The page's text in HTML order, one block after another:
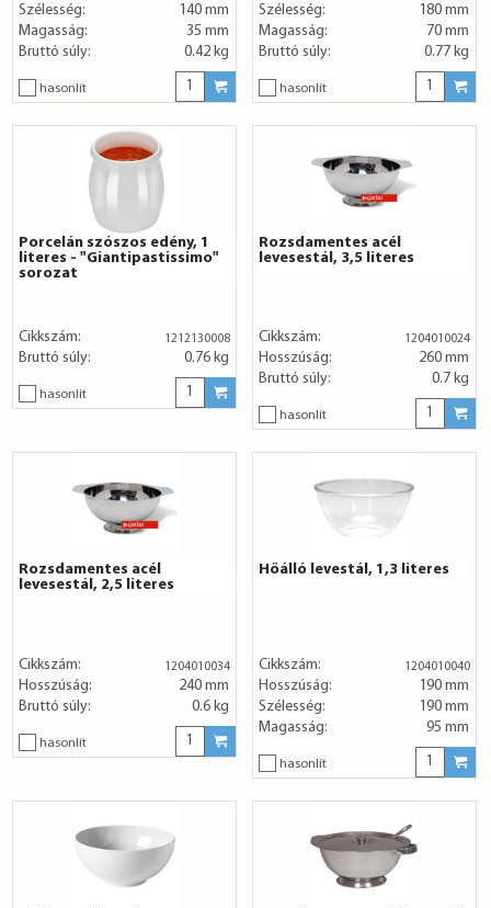
Szélesség:
140 mm
Magasság:
35 mm
Bruttó súly:
0.42 kg
hasonlít
Szélesség:
180 mm
Magasság:
70 mm
Bruttó súly:
0.77 kg
hasonlít
Porcelán szószos edény, 1
literes - "Giantipastissimo"
sorozat
Cikkszám: 1212130008
Bruttó súly: 0.76 kg
hasonlít
Rozsdamentes acél
levesestál, 3,5 literes
Cikkszám: 1204010024
Hosszúság:
260 mm
Bruttó súly:
0.7 kg
hasonlít
Rozsdamentes acél
levesestál, 2,5 literes
Cikkszám: 1204010034
Hosszúság:
240 mm
Bruttó súly:
0.6 kg
hasonlít
Hőálló levestál, 1,3 literes
Cikkszám: 1204010040
Hosszúság:
190 mm
Szélesség:
190 mm
Magasság:
95 mm
hasonlít